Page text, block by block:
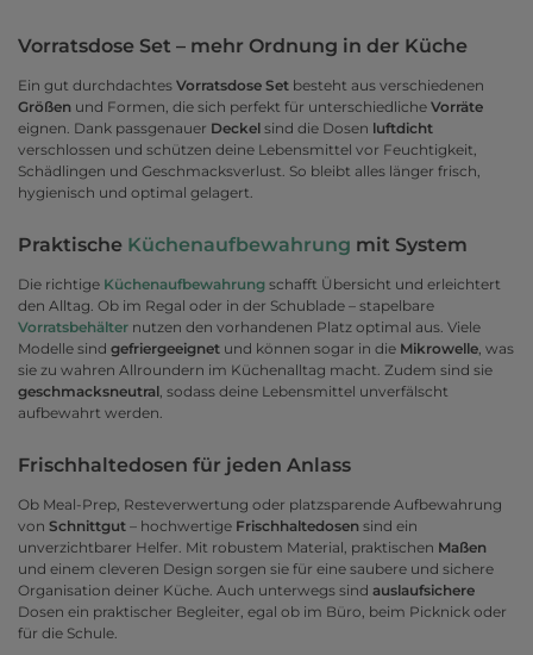
Vorratsdose Set – mehr Ordnung in der Küche
Ein gut durchdachtes Vorratsdose Set besteht aus verschiedenen
Größen und Formen, die sich perfekt für unterschiedliche Vorräte
eignen. Dank passgenauer Deckel sind die Dosen luftdicht
verschlossen und schützen deine Lebensmittel vor Feuchtigkeit,
Schädlingen und Geschmacksverlust. So bleibt alles länger frisch,
hygienisch und optimal gelagert.
Praktische Küchenaufbewahrung mit System
Die richtige Küchenaufbewahrung schafft Übersicht und erleichtert
den Alltag. Ob im Regal oder in der Schublade – stapelbare
Vorratsbehälter nutzen den vorhandenen Platz optimal aus. Viele
Modelle sind gefriergeeignet und können sogar in die Mikrowelle, was
sie zu wahren Allroundern im Küchenalltag macht. Zudem sind sie
geschmacksneutral, sodass deine Lebensmittel unverfälscht
aufbewahrt werden.
Frischhaltedosen für jeden Anlass
Ob Meal-Prep, Resteverwertung oder platzsparende Aufbewahrung
von Schnittgut – hochwertige Frischhaltedosen sind ein
unverzichtbarer Helfer. Mit robustem Material, praktischen Maßen
und einem cleveren Design sorgen sie für eine saubere und sichere
Organisation deiner Küche. Auch unterwegs sind auslaufsichere
Dosen ein praktischer Begleiter, egal ob im Büro, beim Picknick oder
für die Schule.